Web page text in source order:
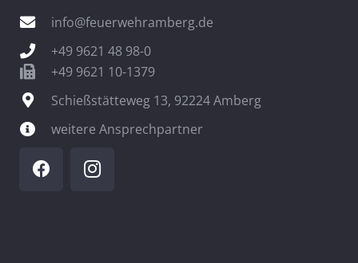
info@feuerwehramberg.de
+49 9621 48 98-0
+49 9621 10-1379
Schießstätteweg 13, 92224 Amberg
weitere Ansprechpartner